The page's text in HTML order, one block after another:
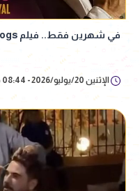
في شهرين فقط.. فيلم 7Dogs يحصد ربع مليار جنيها إيرادات
الإثنين 20/يوليو/2026 - 08:44 م